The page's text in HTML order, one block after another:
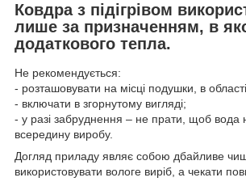
Ковдра з підігрівом
лише за призначенням, в
додаткового тепла.
Не рекомендується:
- розташовувати на місці подушки, в
- включати в згорнутому вигляді;
- у разі забруднення – не прати, щоб вода
всередину виробу.
Догляд приладу являє собою дбайливе
використовувати вологе виріб, а чекати